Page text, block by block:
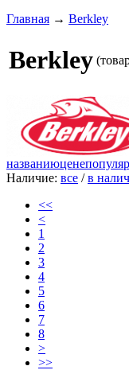
Главная → Berkley
Berkley
названиюцене
Наличие: все /в
<<
<
1
2
3
4
5
6
7
8
>
>>